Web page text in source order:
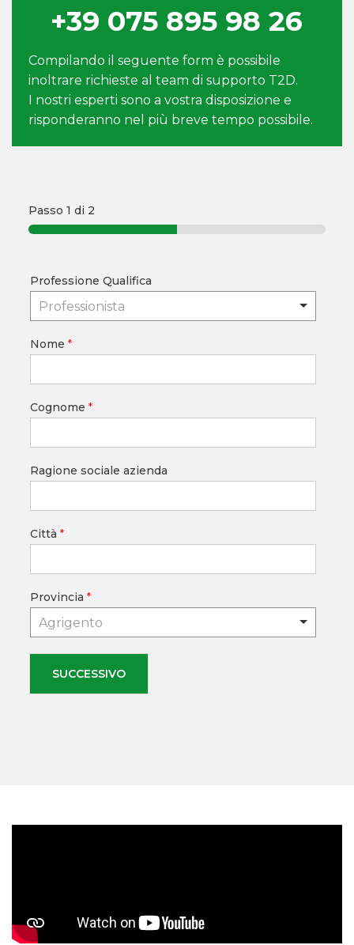
+39 075 895 98 26
Compilando il seguente form è possibile
inoltrare richieste al team di supporto T2D.
I nostri esperti sono a vostra disposizione e
risponderanno nel più breve tempo possibile.
Passo 1 di 2
Professione Qualifica
Professionista
Nome *
Cognome *
Ragione sociale azienda
Città *
Provincia *
Agrigento
SUCCESSIVO